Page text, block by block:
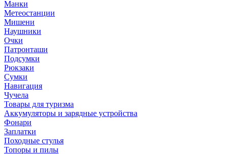
Манки
Метеостанции
Мишени
Наушники
Очки
Патронташи
Подсумки
Рюкзаки
Сумки
Навигация
Чучела
Товары для туризма
Аккумуляторы и зарядные устройства
Фонари
Заплатки
Походные стулья
Топоры и пилы